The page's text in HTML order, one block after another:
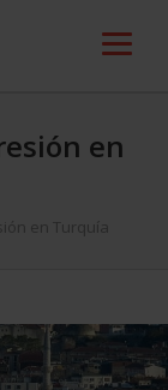
en
en Turquía